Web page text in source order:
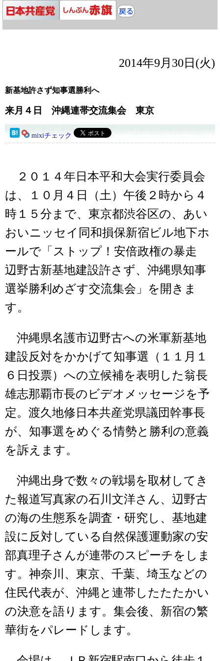
2014年9月30日(火)
新基地許さず知事選勝利へ
来月４日 沖縄連帯交流集会 東京
mixiチェック
２０１４年日本平和大会実行委員会
は、１０月４日（土）午後２時から４
時１５分まで、東京都渋谷区の、あい
おいニッセイ同和損保新宿ビル地下ホ
ールで「ストップ！安倍政権の暴走
辺野古新基地建設許さず、沖縄県知事
選挙勝利めざす交流集会」を開きま
す。
沖縄県名護市辺野古への米軍新基地
建設反対をかかげて知事選（１１月１
６日投票）への立候補を表明した翁長
雄志那覇市長のビデオメッセージを予
定。渡久地修日本共産党県議団幹事長
が、知事選をめぐる情勢と勝利の意義
を訴えます。
沖縄出身で数々の戦場を取材してき
た報道写真家の石川文洋さん、辺野古
の海の生態系を調査・研究し、基地建
設に反対している自然保護運動家の安
部真理子さんが連帯のスピーチをしま
す。神奈川、東京、千葉、埼玉などの
住民代表が、沖縄と連帯したたたかい
の決意を語ります。集会後、新宿の繁
華街をパレードします。